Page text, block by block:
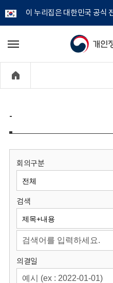
이 누리집은 대한민국 공식
개
정
보
원
회
메
기
-
회의구분
검색
의결일